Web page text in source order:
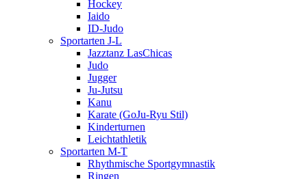
Hockey
Iaido
ID-Judo
Sportarten J-L
Jazztanz LasChicas
Judo
Jugger
Ju-Jutsu
Kanu
Karate (GoJu-Ryu Stil)
Kinderturnen
Leichtathletik
Sportarten M-T
Rhythmische Sportgymnastik
Ringen